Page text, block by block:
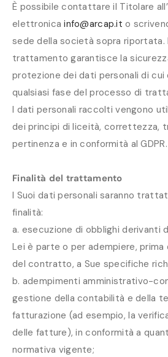
È possibile contattare il Titolare
elettronicainfo@arcap.it o
sede della società sopra riportata.
trattamento garantisce la
protezione dei dati personali di cui
qualsiasi fase del processo di
I dati personali raccolti vengono
dei principi di liceità, correttezza,
pertinenza e in conformità al GDPR.
Finalità del trattamento
I Suoi dati personali saranno
finalità:
a. esecuzione di obblighi derivanti
Lei è parte o per adempiere, prima
del contratto, a Sue specifiche
b. adempimenti amministrativo-
gestione della contabilità e della
fatturazione (ad esempio, la
delle fatture), in conformità a
normativa vigente;